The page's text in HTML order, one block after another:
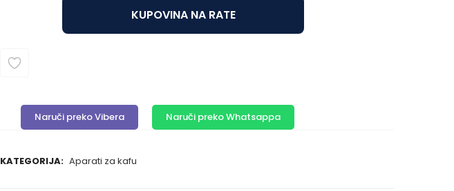
KUPOVINA NA RATE
Naruči preko Vibera Naruči preko Whatsappa
KATEGORIJA: Aparati za kafu